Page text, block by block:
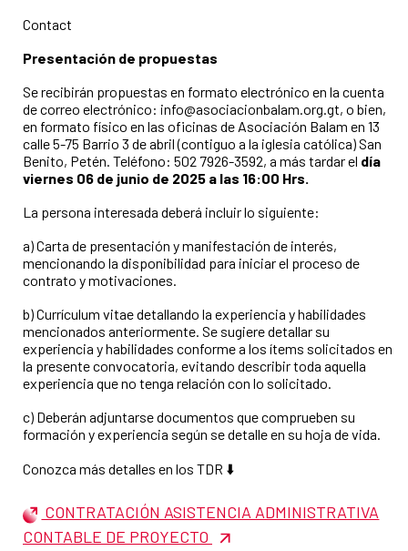
Contact
Presentación de propuestas
Se recibirán propuestas en formato electrónico en la cuenta
de correo electrónico: info@asociacionbalam.org.gt, o bien,
en formato físico en las oficinas de Asociación Balam en 13
calle 5-75 Barrio 3 de abril (contiguo a la iglesia católica) San
Benito, Petén. Teléfono: 502 7926-3592, a más tardar el día
viernes 06 de junio de 2025 a las 16:00 Hrs.
La persona interesada deberá incluir lo siguiente:
a) Carta de presentación y manifestación de interés,
mencionando la disponibilidad para iniciar el proceso de
contrato y motivaciones.
b) Currículum vitae detallando la experiencia y habilidades
mencionados anteriormente. Se sugiere detallar su
experiencia y habilidades conforme a los ítems solicitados en
la presente convocatoria, evitando describir toda aquella
experiencia que no tenga relación con lo solicitado.
c) Deberán adjuntarse documentos que comprueben su
formación y experiencia según se detalle en su hoja de vida.
Conozca más detalles en los TDR ⬇️
CONTRATACIÓN ASISTENCIA ADMINISTRATIVA
CONTABLE DE PROYECTO